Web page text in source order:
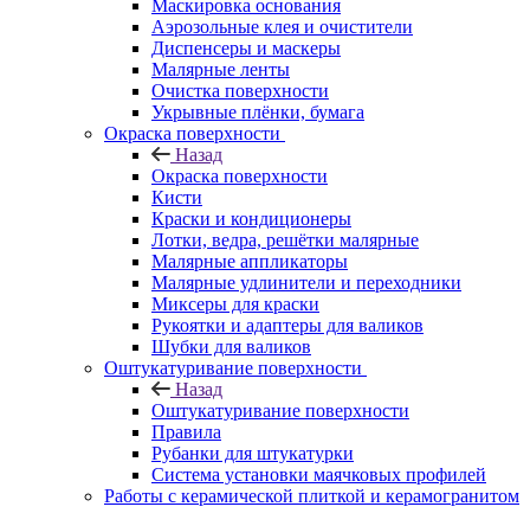
Маскировка основания
Аэрозольные клея и очистители
Диспенсеры и маскеры
Малярные ленты
Очистка поверхности
Укрывные плёнки, бумага
Окраска поверхности
Назад
Окраска поверхности
Кисти
Краски и кондиционеры
Лотки, ведра, решётки малярные
Малярные аппликаторы
Малярные удлинители и переходники
Миксеры для краски
Рукоятки и адаптеры для валиков
Шубки для валиков
Оштукатуривание поверхности
Назад
Оштукатуривание поверхности
Правила
Рубанки для штукатурки
Система установки маячковых профилей
Работы с керамической плиткой и керамогранитом